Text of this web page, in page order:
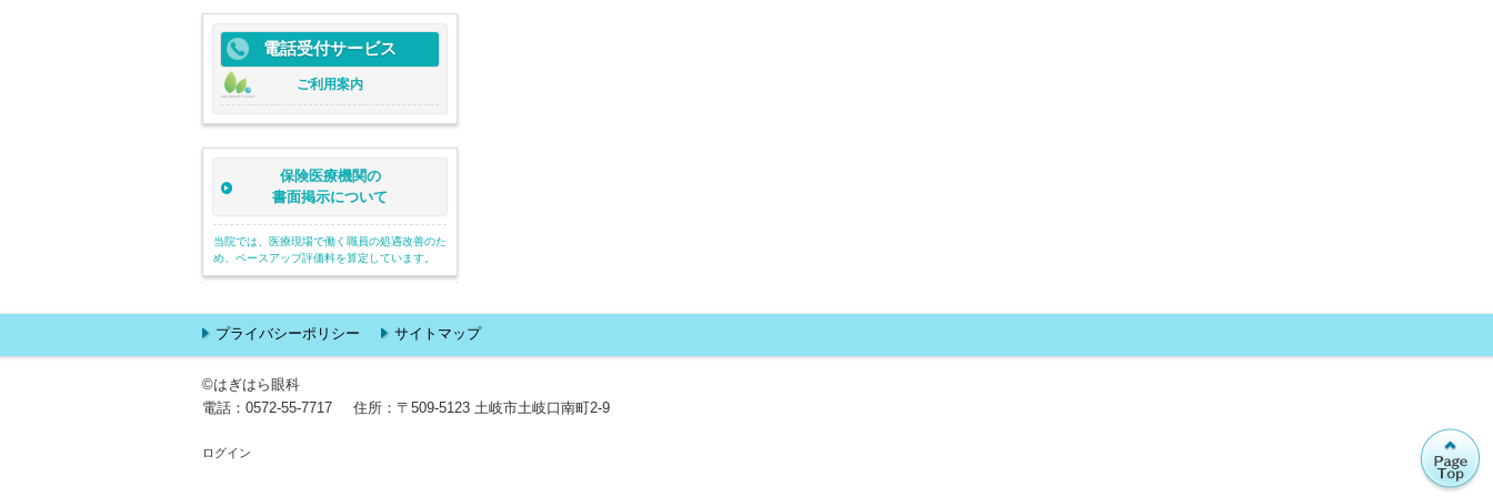
電話受付サービス
ご利用案内
保険医療機関の
書面掲示について
当院では、医療現場で働く職員の処遇改善のた
め、ベースアップ評価料を算定しています。
プライバシーポリシー サイトマップ
©はぎはら眼科
電話： 0572-55-7717 住所： 〒509-5123 土岐市土岐口南町2-9
ログイン